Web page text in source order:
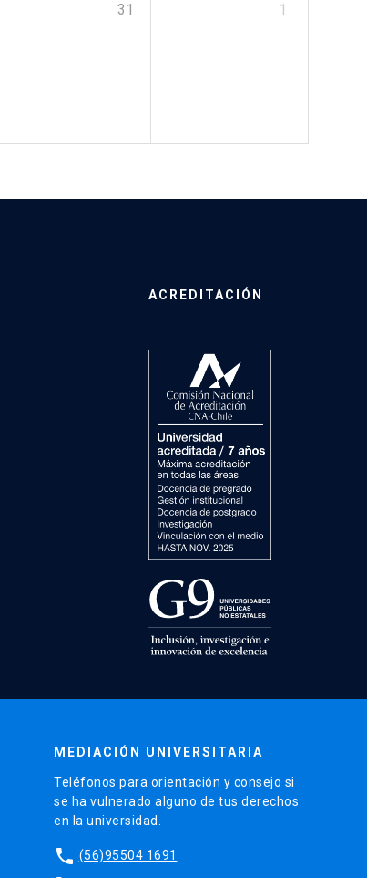
31 1
ACREDITACIÓN
MEDIACIÓN UNIVERSITARIA
Teléfonos para orientación y consejo si
se ha vulnerado alguno de tus derechos
en la universidad.
phone (56)95504 1691